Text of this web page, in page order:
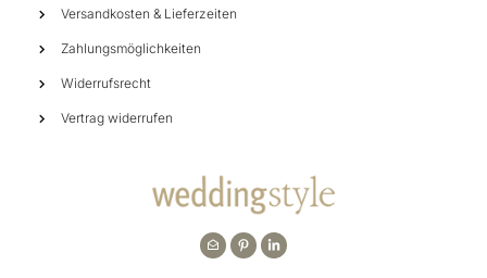
Versandkosten & Lieferzeiten
Zahlungsmöglichkeiten
Widerrufsrecht
Vertrag widerrufen